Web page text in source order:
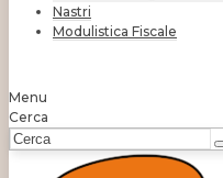
Nastri
Modulistica Fiscale
Menu
Cerca